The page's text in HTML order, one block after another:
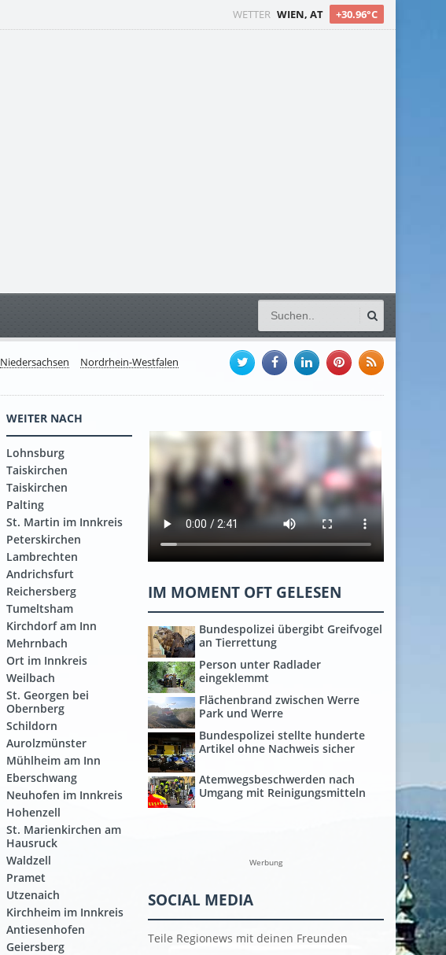
WETTER WIEN, AT +30.96°C
Niedersachsen Nordrhein-Westfalen
WEITER NACH
Lohnsburg
Taiskirchen
Taiskirchen
Palting
St. Martin im Innkreis
Peterskirchen
Lambrechten
Andrichsfurt
Reichersberg
Tumeltsham
Kirchdorf am Inn
Mehrnbach
Ort im Innkreis
Weilbach
St. Georgen bei
Obernberg
Schildorn
Aurolzmünster
Mühlheim am Inn
Eberschwang
Neuhofen im Innkreis
Hohenzell
St. Marienkirchen am
Hausruck
Waldzell
Pramet
Utzenaich
Kirchheim im Innkreis
Antiesenhofen
Geiersberg
IM MOMENT OFT GELESEN
Bundespolizei übergibt Greifvogel
an Tierrettung
Person unter Radlader
eingeklemmt
Flächenbrand zwischen Werre
Park und Werre
Bundespolizei stellte hunderte
Artikel ohne Nachweis sicher
Atemwegsbeschwerden nach
Umgang mit Reinigungsmitteln
Werbung
SOCIAL MEDIA
Teile Regionews mit deinen Freunden